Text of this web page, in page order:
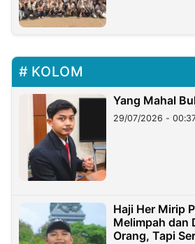
KOLOM
Yang Mahal
29/07/2026 -
Haji Her Mirip
Melimpah dan
Orang, Tapi